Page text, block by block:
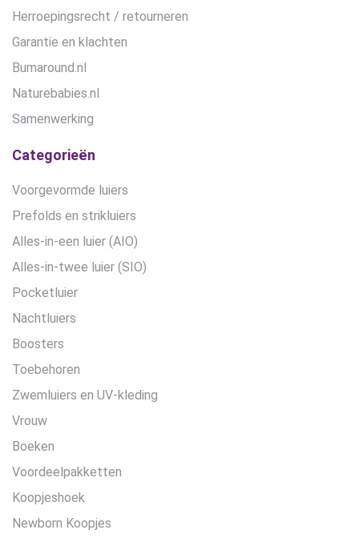
Herroepingsrecht / retourneren
Garantie en klachten
Bumaround.nl
Naturebabies.nl
Samenwerking
Categorieën
Voorgevormde luiers
Prefolds en strikluiers
Alles-in-een luier (AIO)
Alles-in-twee luier (SIO)
Pocketluier
Nachtluiers
Boosters
Toebehoren
Zwemluiers en UV-kleding
Vrouw
Boeken
Voordeelpakketten
Koopjeshoek
Newborn Koopjes